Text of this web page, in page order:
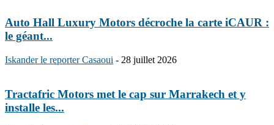
Auto Hall Luxury Motors décroche la carte iCAUR :
le géant...
Iskander le reporter Casaoui - 28 juillet 2026
Tractafric Motors met le cap sur Marrakech et y
installe les...